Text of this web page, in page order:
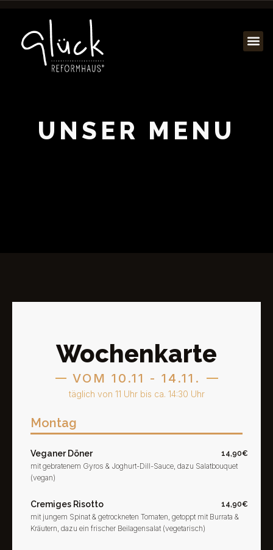
UNSER MENU
Wochenkarte
VOM 10.11 - 14.11.
täglich von 11 Uhr bis ca. 14:30 Uhr
Montag
Veganer Döner 14,90€
mit gebratenem Gyros & Joghurt-Dill-Sauce, dazu Salatbouquet
(vegan)
Cremiges Risotto 14,90€
mit jungem Spinat & getrockneten Tomaten, getoppt mit Burrata &
Kräutern, dazu ein frischer Beilagensalat (vegetarisch)